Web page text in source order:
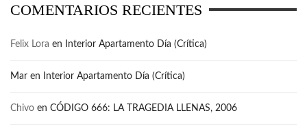
COMENTARIOS RECIENTES
Felix Lora en Interior Apartamento Día (Crítica)
Mar en Interior Apartamento Día (Crítica)
Chivo en CÓDIGO 666: LA TRAGEDIA LLENAS, 2006